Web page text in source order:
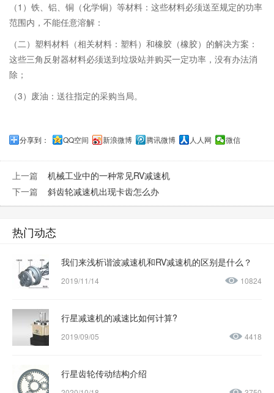
（1）铁、铝、铜（化学铜）等材料：这些材料必须送至规定的功率
范围内，不能任意溶解：
（二）塑料材料（相关材料：塑料）和橡胶（橡胶）的解决方案：
这些三角反射器材料必须送到垃圾站并购买一定功率，没有办法消
除；
（3）废油：送往指定的采购当局。
分享到： QQ空间 新浪微博 腾讯微博 人人网 微信
上一篇 机械工业中的一种常见RV减速机
下一篇 斜齿轮减速机出现卡齿怎么办
热门动态
我们来浅析谐波减速机和RV减速机的区别是什么？
2019/11/14 10824
行星减速机的减速比如何计算?
2019/09/05 4418
行星齿轮传动结构介绍